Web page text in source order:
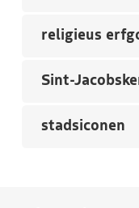
religieus
Sint-
stadsiconen